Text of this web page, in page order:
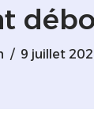
9 juillet